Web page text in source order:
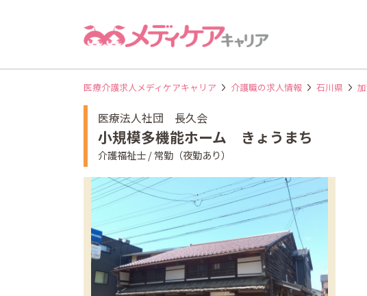
医療介護求人メディケアキャリア 介護職の求人情報 石川県
医療法人社団 長久会
小規模多機能ホーム きょうまち
介護福祉士 / 常勤（夜勤あり）